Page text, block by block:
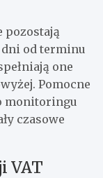
od terminu
one
Pomocne
monitoringu
czasowe
VAT